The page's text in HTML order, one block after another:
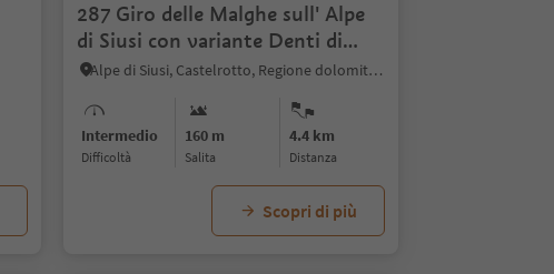
287 Giro delle Malghe sull' Alpe
di Siusi con variante Denti di
Terrarossa
Alpe di Siusi, Castelrotto, Regione dolomitica Alpe di Siusi
Intermedio
Difficoltà
160 m
Salita
4.4 km
distanza
Scopri di più